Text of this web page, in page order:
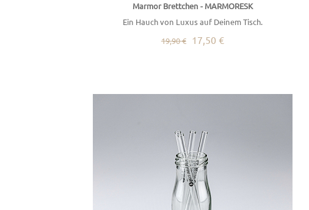
Marmor Brettchen - MARMORESK
Ein Hauch von Luxus auf Deinem Tisch.
19,90 € 17,50 €